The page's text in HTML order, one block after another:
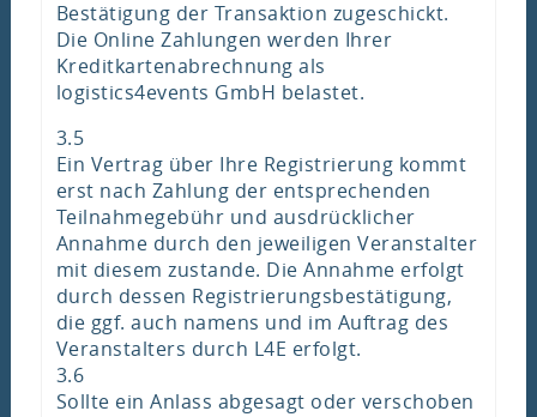
Bestätigung der Transaktion zugeschickt.
Die Online Zahlungen werden Ihrer
Kreditkartenabrechnung als
logistics4events GmbH belastet.
3.5
Ein Vertrag über Ihre Registrierung kommt
erst nach Zahlung der entsprechenden
Teilnahmegebühr und ausdrücklicher
Annahme durch den jeweiligen Veranstalter
mit diesem zustande. Die Annahme erfolgt
durch dessen Registrierungsbestätigung,
die ggf. auch namens und im Auftrag des
Veranstalters durch L4E erfolgt.
3.6
Sollte ein Anlass abgesagt oder verschoben